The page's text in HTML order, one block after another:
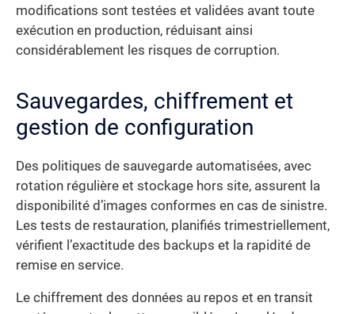
modifications sont testées et validées avant toute
exécution en production, réduisant ainsi
considérablement les risques de corruption.
Sauvegardes, chiffrement et
gestion de configuration
Des politiques de sauvegarde automatisées, avec
rotation régulière et stockage hors site, assurent la
disponibilité d’images conformes en cas de sinistre.
Les tests de restauration, planifiés trimestriellement,
vérifient l’exactitude des backups et la rapidité de
remise en service.
Le chiffrement des données au repos et en transit